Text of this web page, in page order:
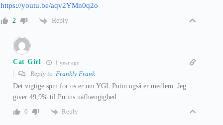
https://youtu.be/aqv2YMn0q2o
2 Reply
Cat Girl 1 year ago
Reply to Frankly Frank
Det vigtige spm for os er om YGL Putin også er medlem. Jeg
giver 49,9% til Putins uafhængighed
0
Reply